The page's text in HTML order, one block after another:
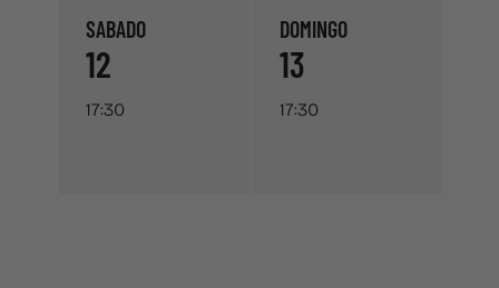
SABADO
12
17:30
DOMINGO
13
17:30